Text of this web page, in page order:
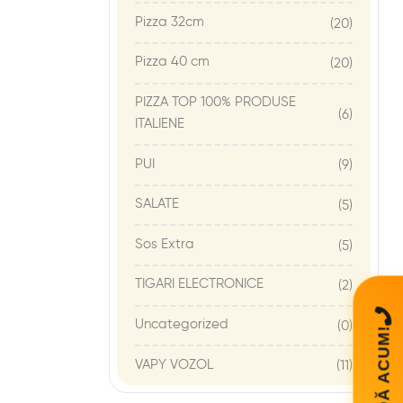
Pizza 32cm (20)
Pizza 40 cm (20)
PIZZA TOP 100% PRODUSE
ITALIENE
(6)
PUI (9)
SALATE (5)
Sos Extra (5)
TIGARI ELECTRONICE (2)
Uncategorized (0)
VAPY VOZOL (11)